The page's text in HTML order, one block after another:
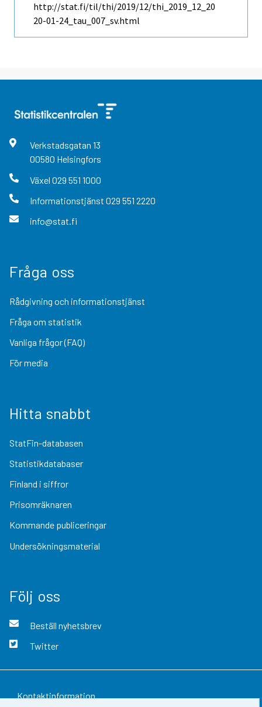
http://stat.fi/til/thi/2019/12/thi_2019_12_20
20-01-24_tau_007_sv.html
Verkstadsgatan 13
00580 Helsingfors
Växel 029 551 1000
Informationstjänst 029 551 2220
info@stat.fi
Fråga oss
Rådgivning och informationstjänst
Fråga om statistik
Vanliga frågor (FAQ)
För media
Hitta snabbt
StatFin-databasen
Statistikdatabaser
Finland i siffror
Prisomräknaren
Kommande publiceringar
Undersökningsmaterial
Följ oss
Beställ nyhetsbrev
Twitter
Kontaktinformation